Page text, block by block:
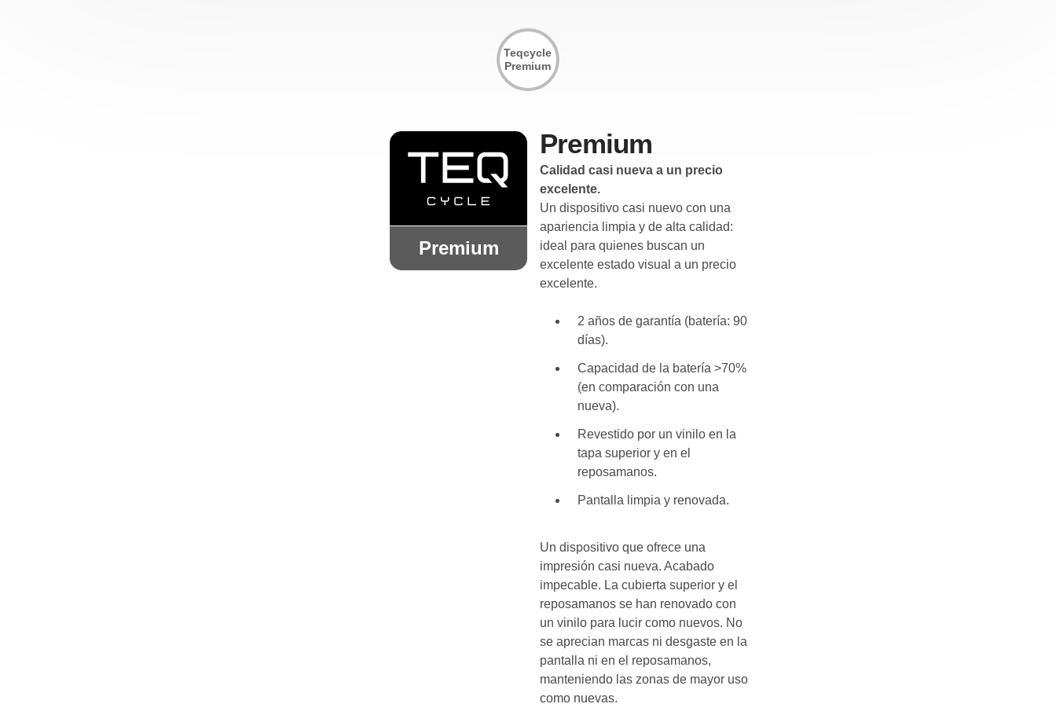
Teqcycle
Premium
Premium
Premium
Calidad casi nueva a un precio
excelente.
Un dispositivo casi nuevo con una
apariencia limpia y de alta calidad:
ideal para quienes buscan un
excelente estado visual a un precio
excelente.
2 años de garantía (batería: 90
días).
Capacidad de la batería >70%
(en comparación con una
nueva).
Revestido por un vinilo en la
tapa superior y en el
reposamanos.
Pantalla limpia y renovada.
Un dispositivo que ofrece una
impresión casi nueva. Acabado
impecable. La cubierta superior y el
reposamanos se han renovado con
un vinilo para lucir como nuevos. No
se aprecian marcas ni desgaste en la
pantalla ni en el reposamanos,
manteniendo las zonas de mayor uso
como nuevas.